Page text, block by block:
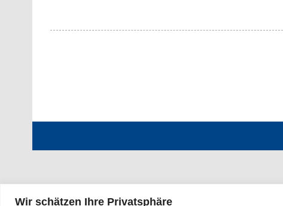
Wir schätzen Ihre Privatsphäre